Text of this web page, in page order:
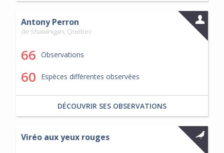
Antony Perron
de Shawinigan, Québec
66 Observations
60 Espèces différentes observées
DÉCOUVRIR SES OBSERVATIONS
Viréo aux yeux rouges